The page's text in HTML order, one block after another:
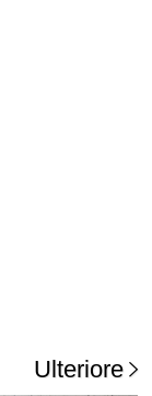
Ulteriore